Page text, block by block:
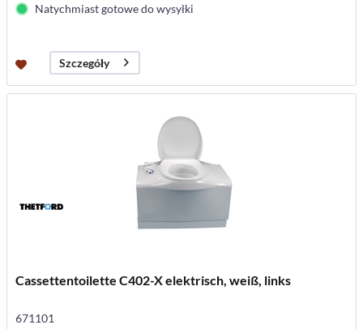
Natychmiast gotowe do wysyłki
Szczegóły
Cassettentoilette C402-X elektrisch, weiß, links
671101